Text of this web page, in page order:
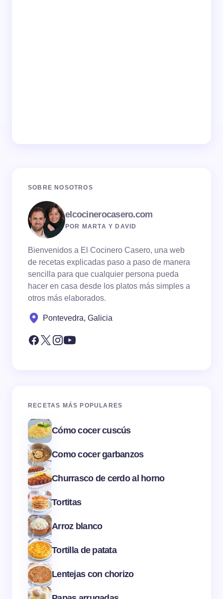
SOBRE NOSOTROS
elcocinerocasero.com
POR MARTA Y DAVID
Bienvenidos a El Cocinero Casero, una web
de recetas explicadas paso a paso de manera
sencilla para que cualquier persona pueda
hacer en casa desde los platos más simples a
otros más elaborados.
Pontevedra, Galicia
RECETAS MÁS POPULARES
Cómo cocer cuscús
Como cocer garbanzos
Churrasco de cerdo al horno
Tortitas
Arroz blanco
Tortilla de patata
Lentejas con chorizo